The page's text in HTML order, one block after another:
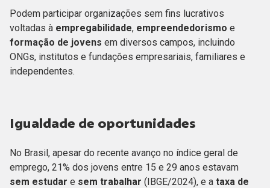
Podem participar organizações sem fins lucrativos
voltadas à empregabilidade, empreendedorismo e
formação de jovens em diversos campos, incluindo
ONGs, institutos e fundações empresariais, familiares e
independentes.
Igualdade de oportunidades
No Brasil, apesar do recente avanço no índice geral de
emprego, 21% dos jovens entre 15 e 29 anos estavam
sem estudar e sem trabalhar (IBGE/2024), e a taxa de